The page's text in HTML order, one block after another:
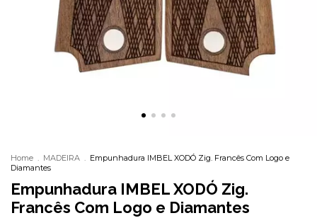
Home . MADEIRA . Empunhadura IMBEL XODÓ Zig. Francês Com Logo e
Diamantes
Empunhadura IMBEL XODÓ Zig.
Francês Com Logo e Diamantes